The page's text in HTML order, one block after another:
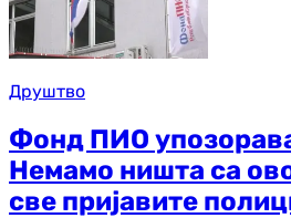
Друштво
Фонд ПИО
Немамо ништа са
све пријавите